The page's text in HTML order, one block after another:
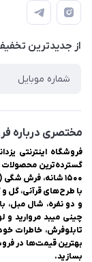
اینترنتی یزدانا
لیست محصولات
درباره ما
راهنمای ثبت سفارش
حریم خصوصی
سوالات متداول
از جدید‌ترین
مختصری درباره
فروشگاه اینترنتی
۱۵۰۰ شانه، فرش
با طرح‌های قرآنی، گل
و دو نفره، شال مبل،
چینی میبد مروارید و
تابلوفرش، خاطرات
بهترین قیمت‌ها در
بسازید.